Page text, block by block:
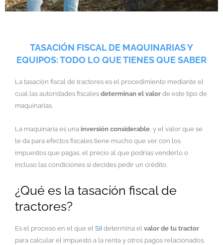
TASACIÓN FISCAL DE MAQUINARIAS Y
EQUIPOS: TODO LO QUE TIENES QUE SABER
La tasación fiscal de tractores es el procedimiento mediante el
cual las autoridades fiscales determinan el valor de este tipo de
maquinarias.
La maquinaria es una inversión considerable , y el valor que se
le da para efectos fiscales tiene mucho que ver con los
impuestos que pagas, el precio al que podrías venderlo o
incluso las condiciones si decides pedir un crédito.
¿Qué es la tasación fiscal de
tractores?
Es el proceso en el que el SII determina el valor de tu tractor
para calcular el impuesto a la renta y otros pagos relacionados.